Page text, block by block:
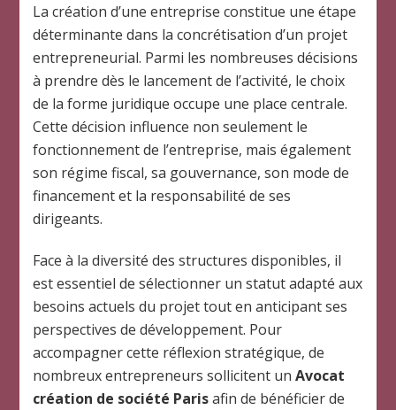
La création d’une entreprise constitue une étape
déterminante dans la concrétisation d’un projet
entrepreneurial. Parmi les nombreuses décisions
à prendre dès le lancement de l’activité, le choix
de la forme juridique occupe une place centrale.
Cette décision influence non seulement le
fonctionnement de l’entreprise, mais également
son régime fiscal, sa gouvernance, son mode de
financement et la responsabilité de ses
dirigeants.
Face à la diversité des structures disponibles, il
est essentiel de sélectionner un statut adapté aux
besoins actuels du projet tout en anticipant ses
perspectives de développement. Pour
accompagner cette réflexion stratégique, de
nombreux entrepreneurs sollicitent unAvocat
création de société Parisafin de bénéficier de